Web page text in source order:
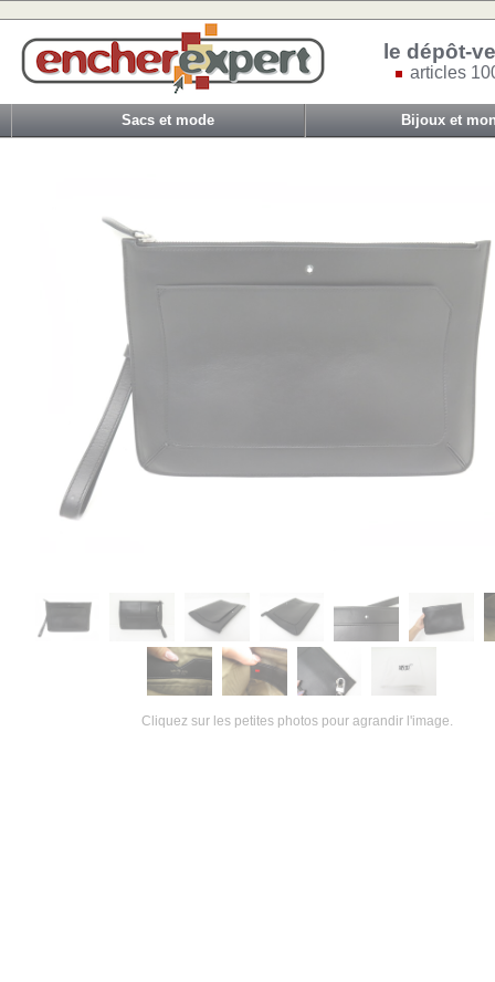
le dépôt-
articles
Sacs et mode Bijoux et
Cliquez sur les petites photos pour agrandir l'image.